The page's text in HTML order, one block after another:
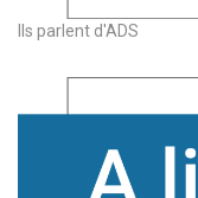
Ils parlent d'ADS